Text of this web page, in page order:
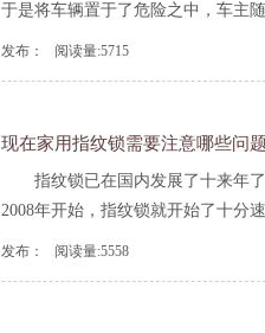
于是将车辆置于了危险之中，车主
发布： 阅读量:5715
现在家用指纹锁需要注意哪些问
指纹锁已在国内发展了十来年了
2008年开始，指纹锁就开始了十分
发布： 阅读量:5558